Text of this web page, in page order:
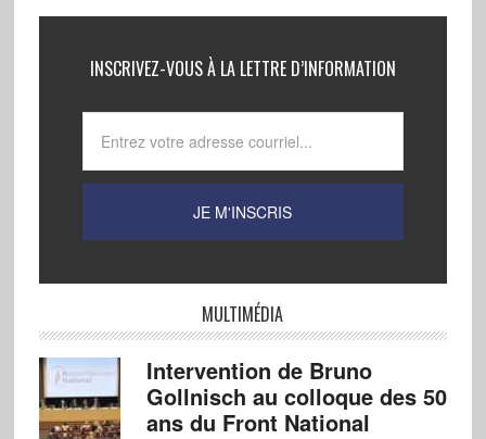
INSCRIVEZ-VOUS À LA LETTRE D’INFORMATION
MULTIMÉDIA
Intervention de Bruno
Gollnisch au colloque des 50
ans du Front National